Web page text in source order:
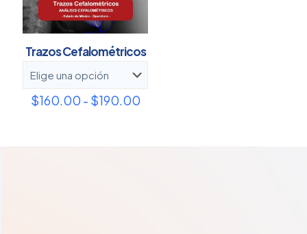
Trazos Cefalométricos
$160.00 - $190.00Rango